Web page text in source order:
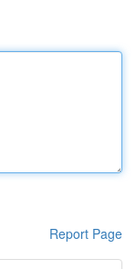
Report Page